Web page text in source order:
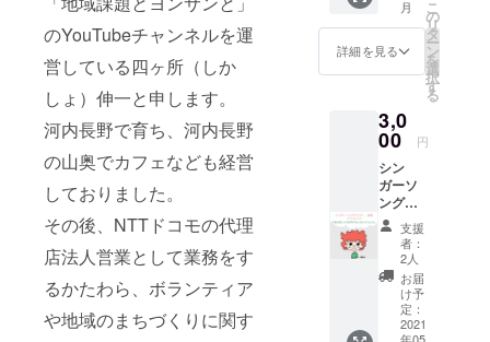
のYouTubeチャンネルを運
営している四ヶ所（しか
しょ）伸一と申します。
河内長野で育ち、河内長野
の山奥でカフェなども経営
しておりました。
その後、NTTドコモの代理
店法人営業として業務をす
るかたわら、ボランティア
や地域のまちづくりに関す
どあって
答えも山ほ
どある
ただその答
い人も山ほ
どいるとい
それなら、
自分が出来
る事で、解
決できる課
題にフォー
援シス
テム
「りん
くる」
に共感
応援し
て頂い
た方専
用の称
号をご
用意し
ます。
こちら
は、
「りん
くる」
内で設
定でき
月
詳細を見る
こ
の
リ
タ
ー
ン
を
選
択
す
る
3,0
00 円
シン
ガーソ
ングラ
イター
詩愛
（し
あ）さ
んのオ
リジナ
ルソン
支援
者：
2人
お届
け予
定：
2021
年05